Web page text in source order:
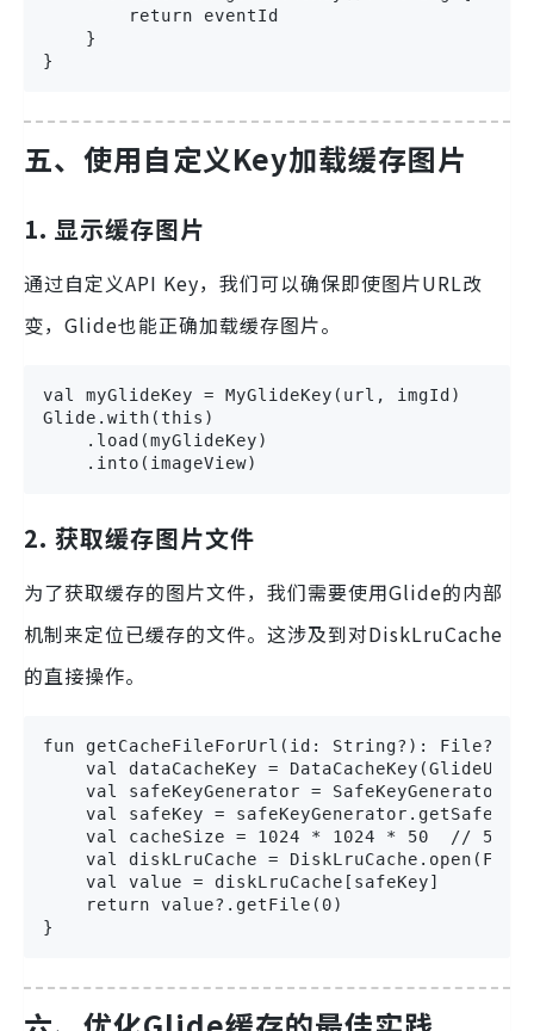
        return eventId
    }
}
五、使用自定义Key加载缓存图片
1. 显示缓存图片
通过自定义API Key，我们可以确保即使图片URL改
变，Glide也能正确加载缓存图片。
val myGlideKey = MyGlideKey(url, imgId)
Glide.with(this)
    .load(myGlideKey)
    .into(imageView)
2. 获取缓存图片文件
为了获取缓存的图片文件，我们需要使用Glide的内部
机制来定位已缓存的文件。这涉及到对DiskLruCache
的直接操作。
fun getCacheFileForUrl(id: String?): File? {
val dataCacheKey =
    val safeKeyGenerator = SafeKeyGenerator()
val safeKey =
    val cacheSize = 1024 * 1024 * 50  // 50MB
val diskLruCache =
    val value = diskLruCache[safeKey]
    return value?.getFile(0)
}